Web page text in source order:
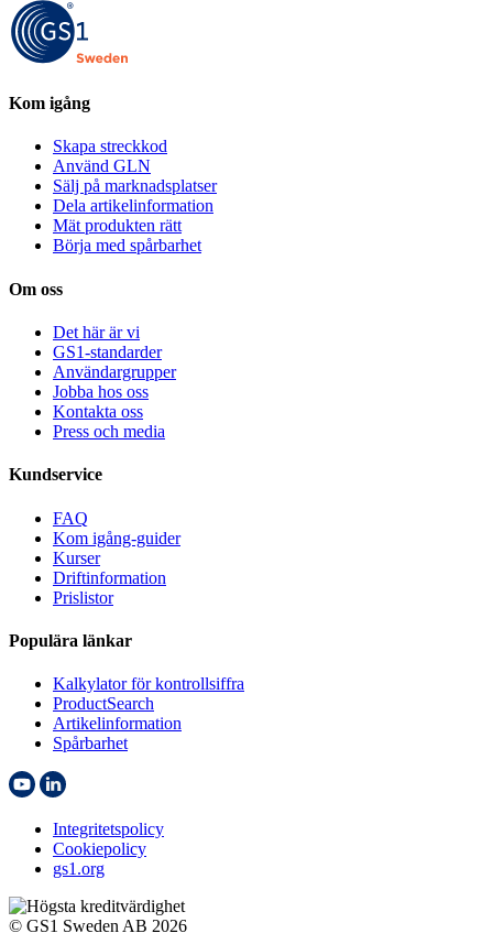
Kom igång
Skapa streckkod
Använd GLN
Sälj på marknadsplatser
Dela artikelinformation
Mät produkten rätt
Börja med spårbarhet
Om oss
Det här är vi
GS1-standarder
Användargrupper
Jobba hos oss
Kontakta oss
Press och media
Kundservice
FAQ
Kom igång-guider
Kurser
Driftinformation
Prislistor
Populära länkar
Kalkylator för kontrollsiffra
ProductSearch
Artikelinformation
Spårbarhet
Integritetspolicy
Cookiepolicy
gs1.org
© GS1 Sweden AB 2026